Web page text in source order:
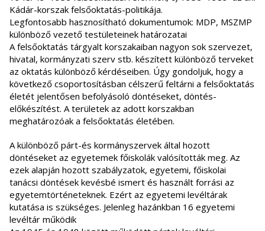
Kádár-korszak felsőoktatás-politikája.
Legfontosabb hasznosítható dokumentumok: MDP, MSZMP
különböző vezető testületeinek határozatai
A felsőoktatás tárgyalt korszakaiban nagyon sok szervezet,
hivatal, kormányzati szerv stb. készített különböző terveket
az oktatás különböző kérdéseiben. Úgy gondoljuk, hogy a
következő csoportosításban célszerű feltárni a felsőoktatás
életét jelentősen befolyásoló döntéseket, döntés-
előkészítést. A területek az adott korszakban
meghatározóak a felsőoktatás életében.
A különböző párt-és kormányszervek által hozott
döntéseket az egyetemek főiskolák valósították meg. Az
ezek alapján hozott szabályzatok, egyetemi, főiskolai
tanácsi döntések kevésbé ismert és használt forrási az
egyetemtörténeteknek. Ezért az egyetemi levéltárak
kutatása is szükséges. Jelenleg hazánkban 16 egyetemi
levéltár működik